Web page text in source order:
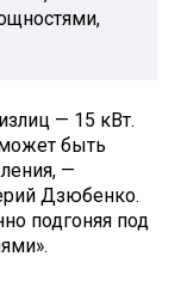
— 15 кВт.
может быть
—
Дзюбенко.
подгоняя под